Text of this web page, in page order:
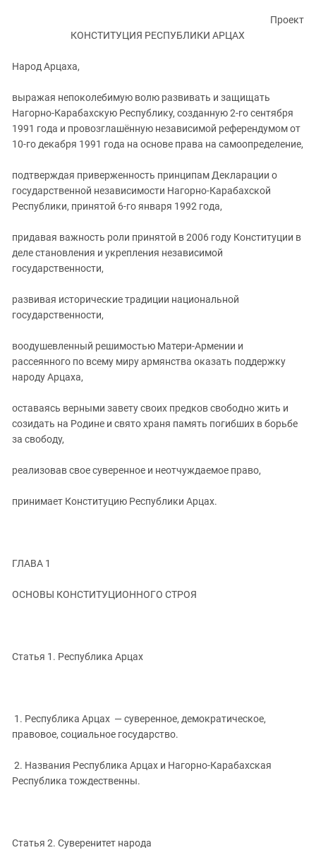
ИНАКОМЫСЛИЕ В ЧЕЧНЕ
Карачаево-Черкесия
Краснодарский край
Нагорный Карабах
Ростовская область
Северная Осетия - Алания
Ставропольский край
Чечня
Южная Осетия
Южный Кавказ
Проект
КОНСТИТУЦИЯ РЕСПУБЛИКИ АРЦАХ
Народ Арцаха,
выражая непоколебимую волю развивать и защищать
Нагорно-Карабахскую Республику, созданную 2-го сентября
1991 года и провозглашённую независимой референдумом от
10-го декабря 1991 года на основе права на самоопределение,
подтверждая приверженность принципам Декларации о
государственной независимости Нагорно-Карабахской
Республики, принятой 6-го января 1992 года,
придавая важность роли принятой в 2006 году Конституции в
деле становления и укрепления независимой
государственности,
развивая исторические традиции национальной
государственности,
воодушевленный решимостью Матери-Армении и
рассеянного по всему миру армянства оказать поддержку
народу Арцаха,
оставаясь верными завету своих предков свободно жить и
созидать на Родине и свято храня память погибших в борьбе
за свободу,
реализовав свое суверенное и неотчуждаемое право,
принимает Конституцию Республики Арцах.
ГЛАВА 1
ОСНОВЫ КОНСТИТУЦИОННОГО СТРОЯ
Статья 1. Республика Арцах
1. Республика Арцах ­­­­ — суверенное, демократическое,
правовое, социальное государство.
2. Названия Республика Арцах и Нагорно-Карабахская
Республика тождественны.
Статья 2. Суверенитет народа